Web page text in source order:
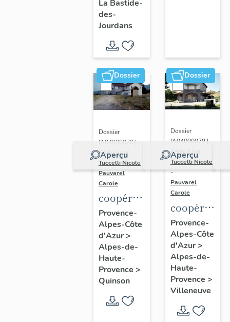
La Bastide-
des-
Jourdans
Dossier
Aperçu
Dossier
IA04000070 |
Réalisé par
Tuccelli Nicole
Pauvarel
Carole
coopérative
vinicole
L’Émancipatrice
Provence-
Alpes-Côte
d'Azur>
Alpes-de-
Haute-
Provence >
Quinson
Dossier
Aperçu
Dossier
IA04000079 |
Réalisé par
Tuccelli Nicole
-
Pauvarel
Carole
coopérative
vinicole
Les
Maîtres
Vignerons
de la
Roche
Amère
Provence-
Alpes-Côte
d'Azur>
Alpes-de-
Haute-
Provence >
Villeneuve